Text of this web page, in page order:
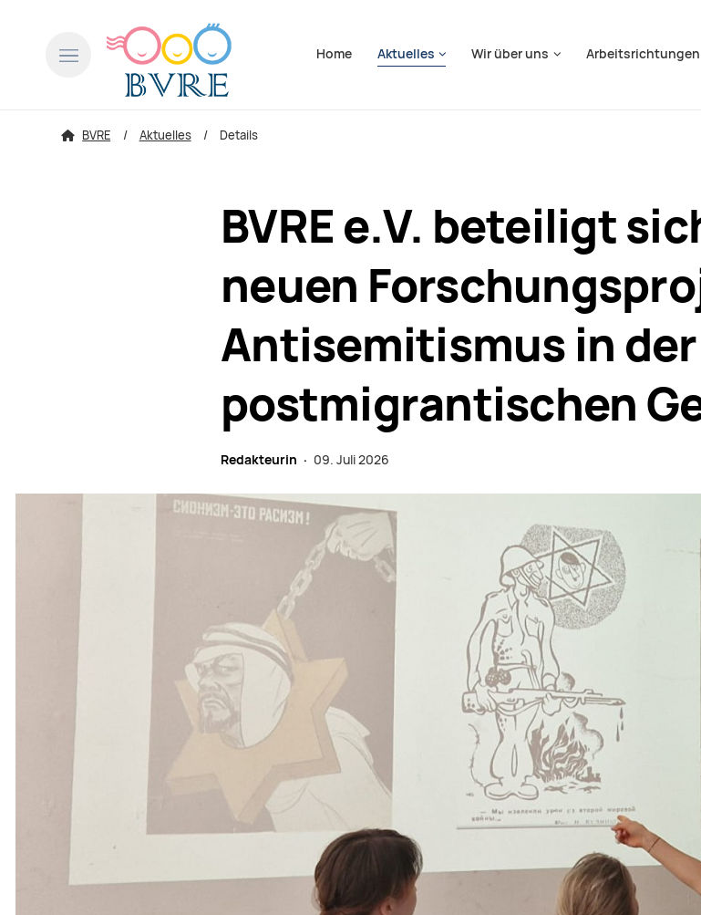
Home
Aktuelles Wir über uns Arbeitsrichtungen
BVRE Aktuelles Details
BVRE e.V. beteiligt
neuen
Antisemitismus in der
postmigrantischen
Redakteurin · 09. Juli 2026